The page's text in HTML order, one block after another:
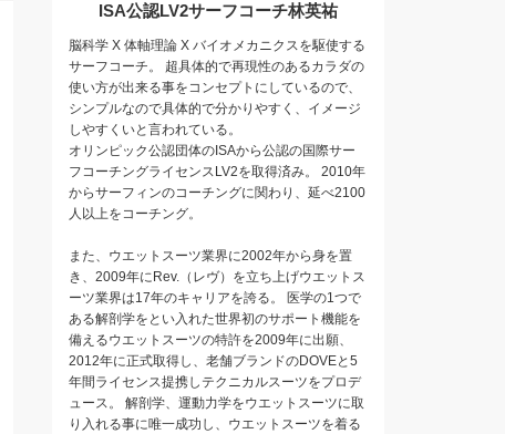
ISA公認LV2サーフコーチ林英祐
脳科学 X 体軸理論 X バイオメカニクスを駆使する
サーフコーチ。 超具体的で再現性のあるカラダの
使い方が出来る事をコンセプトにしているので、
シンプルなので具体的で分かりやすく、イメージ
しやすくいと言われている。
オリンピック公認団体のISAから公認の国際サー
フコーチングライセンスLV2を取得済み。 2010年
からサーフィンのコーチングに関わり、延べ2100
人以上をコーチング。
また、ウエットスーツ業界に2002年から身を置
き、2009年にRev.（レヴ）を立ち上げウエットス
ーツ業界は17年のキャリアを誇る。 医学の1つで
ある解剖学をとい入れた世界初のサポート機能を
備えるウエットスーツの特許を2009年に出願、
2012年に正式取得し、老舗ブランドのDOVEと5
年間ライセンス提携しテクニカルスーツをプロデ
ュース。 解剖学、運動力学をウエットスーツに取
り入れる事に唯一成功し、ウエットスーツを着る